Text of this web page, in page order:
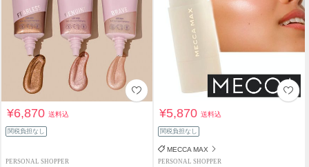
¥6,870送料込
関税負担なし
PERSONAL SHOPPER
¥5,870送料込
関税負担なし
MECCA MAX
PERSONAL SHOPPER